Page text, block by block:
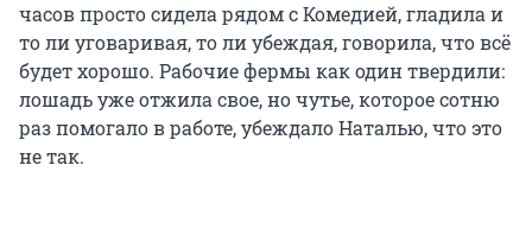
часов просто сидела рядом с Комедией, гладила и
то ли уговаривая, то ли убеждая, говорила, что всё
будет хорошо. Рабочие фермы как один твердили:
лошадь уже отжила свое, но чутье, которое сотню
раз помогало в работе, убеждало Наталью, что это
не так.